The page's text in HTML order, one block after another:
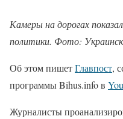
Камеры на дорогах
политики. Фото:
Об этом пишетГлавпост,
программы Bihus.info в
Журналисты